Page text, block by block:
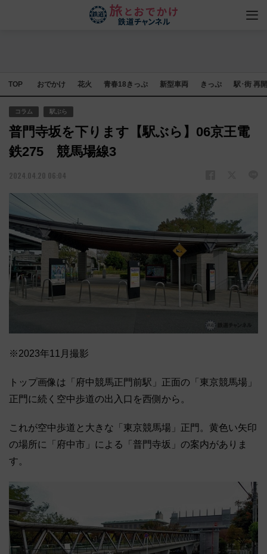
TOP おでかけ 花火 青春18きっぷ 新型車両 きっぷ 駅･街 再
コラム 駅ぶら
普門寺坂を下ります【駅ぶら】06京王電
鉄275 競馬場線3
2024.04.20 06:04
※2023年11月撮影
トップ画像は「府中競馬正門前駅」正面の「東京競馬場」
正門に続く空中歩道の出入口を西側から。
これが空中歩道と大きな「東京競馬場」正門。黄色い矢印
の場所に「府中市」による「普門寺坂」の案内がありま
す。